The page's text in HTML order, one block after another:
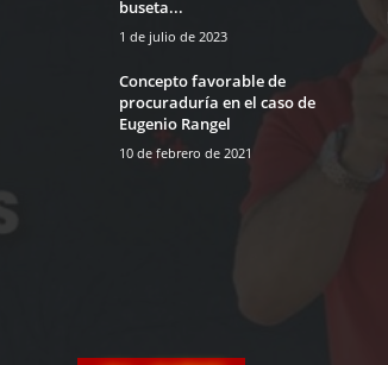
buseta...
1 de julio de 2023
Concepto favorable de
procuraduría en el caso de
Eugenio Rangel
10 de febrero de 2021